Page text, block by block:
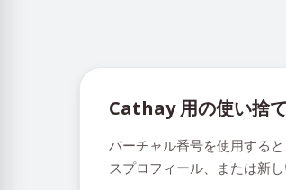
Cathay 用の使い捨
バーチャル番号を使用する
スプロフィール、または新